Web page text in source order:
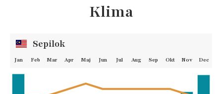
Klima
Sepilok
Jan Feb Mar Apr Maj Jun Jul Aug Sep Okt Nov Dec